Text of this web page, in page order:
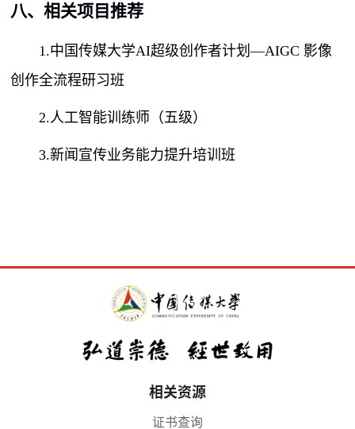
八、相关项目推荐
1.中国传媒大学AI超级创作者计划—AIGC 影像
创作全流程研习班
2.人工智能训练师（五级）
3.新闻宣传业务能力提升培训班
相关资源
证书查询